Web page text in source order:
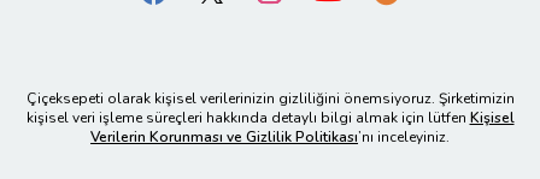
Çiçeksepeti olarak kişisel verilerinizin gizliliğini önemsiyoruz. Şirketimizin
kişisel veri işleme süreçleri hakkında detaylı bilgi almak için lütfen Kişisel
Verilerin Korunması ve Gizlilik Politikası’nı inceleyiniz.